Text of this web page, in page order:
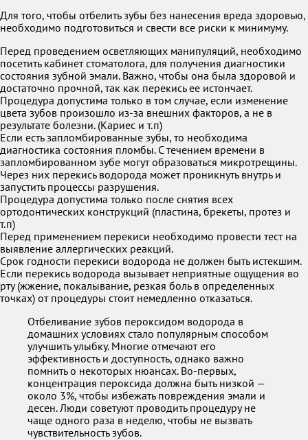
Для того, чтобы отбелить зубы без нанесения вреда здоровью,
необходимо подготовиться и свести все риски к минимуму.
Перед проведением осветляющих манипуляций, необходимо
посетить кабинет стоматолога, для получения диагностики
состояния зубной эмали. Важно, чтобы она была здоровой и
достаточно прочной, так как перекись ее истончает.
Процедура допустима только в том случае, если изменение
цвета зубов произошло из-за внешних факторов, а не в
результате болезни. (Кариес и т.п)
Если есть запломбированные зубы, то необходима
диагностика состояния пломбы. С течением времени в
запломбированном зубе могут образоваться микротрещины.
Через них перекись водорода может проникнуть внутрь и
запустить процессы разрушения.
Процедура допустима только после снятия всех
ортодонтических конструкций (пластина, брекеты, протез и
т.п)
Перед применением перекиси необходимо провести тест на
выявление аллергических реакций.
Срок годности перекиси водорода не должен быть истекшим.
Если перекись водорода вызывает неприятные ощущения во
рту (жжение, покалывание, резкая боль в определенных
точках) от процедуры стоит немедленно отказаться.
Отбеливание зубов пероксидом водорода в
домашних условиях стало популярным способом
улучшить улыбку. Многие отмечают его
эффективность и доступность, однако важно
помнить о некоторых нюансах. Во-первых,
концентрация пероксида должна быть низкой —
около 3%, чтобы избежать повреждения эмали и
десен. Люди советуют проводить процедуру не
чаще одного раза в неделю, чтобы не вызвать
чувствительность зубов.